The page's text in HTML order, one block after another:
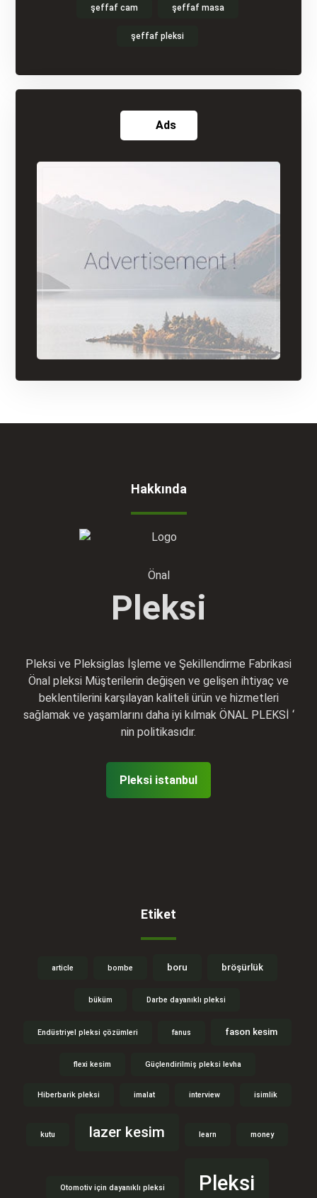
şeffaf cam şeffaf masa
şeffaf pleksi
Ads
Hakkında
Önal
Pleksi
Pleksi ve Pleksiglas İşleme ve Şekillendirme Fabrikasi
Önal pleksi Müşterilerin değişen ve gelişen ihtiyaç ve
beklentilerini karşılayan kaliteli ürün ve hizmetleri
sağlamak ve yaşamlarını daha iyi kılmak ÖNAL PLEKSİ ‘
nin politikasıdır.
Pleksi istanbul
Etiket
article bombe boru bröşürlük
büküm Darbe dayanıklı pleksi
Endüstriyel pleksi çözümleri fanus fason kesim
flexi kesim Güçlendirilmiş pleksi levha
Hiberbarik pleksi imalat interview isimlik
kutu lazer kesim learn money
Otomotiv için dayanıklı pleksi Pleksi